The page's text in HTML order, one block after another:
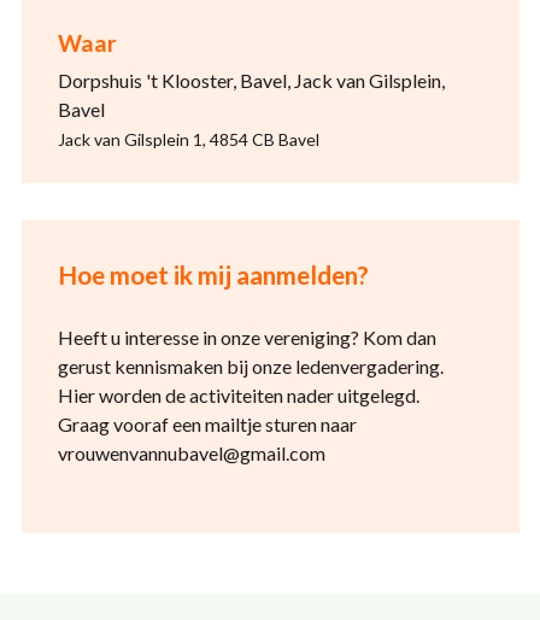
Waar
Dorpshuis 't Klooster, Bavel, Jack van Gilsplein,
Bavel
Jack van Gilsplein 1, 4854 CB Bavel
Hoe moet ik mij aanmelden?
Heeft u interesse in onze vereniging? Kom dan
gerust kennismaken bij onze ledenvergadering.
Hier worden de activiteiten nader uitgelegd.
Graag vooraf een mailtje sturen naar
vrouwenvannubavel@gmail.com